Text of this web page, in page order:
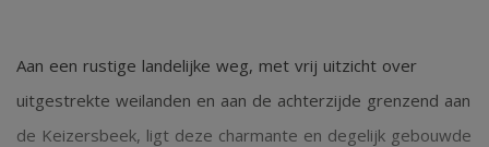
Aan een rustige landelijke weg, met vrij uitzicht over
uitgestrekte weilanden en aan de achterzijde grenzend aan
de Keizersbeek, ligt deze charmante en degelijk gebouwde